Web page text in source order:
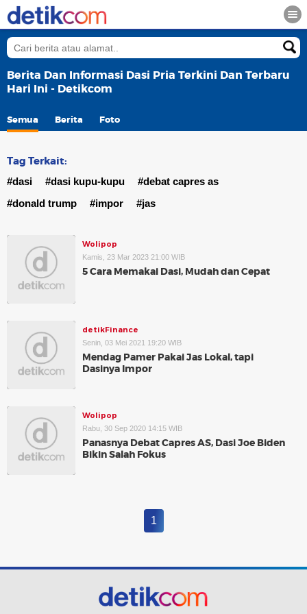
Berita Dan Informasi Dasi Pria Terkini Dan Terbaru
Hari Ini - Detikcom
Semua Berita Foto
Tag Terkait:
#dasi #dasi kupu-kupu
#debat capres as
#donald trump
#impor #jas
Wolipop
Kamis, 23 Mar 2023 21:00 WIB
5 Cara Memakai Dasi, Mudah dan Cepat
detikFinance
Senin, 03 Mei 2021 19:20 WIB
Mendag Pamer Pakai Jas Lokal, tapi
Dasinya Impor
Wolipop
Rabu, 30 Sep 2020 14:15 WIB
Panasnya Debat Capres AS, Dasi Joe Biden
Bikin Salah Fokus
1